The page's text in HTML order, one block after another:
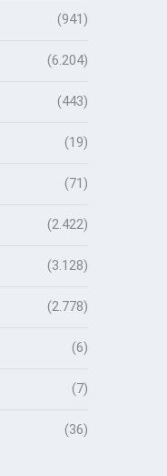
(941)
(6.204)
(443)
(19)
(71)
(2.422)
(3.128)
(2.778)
(6)
(7)
(36)